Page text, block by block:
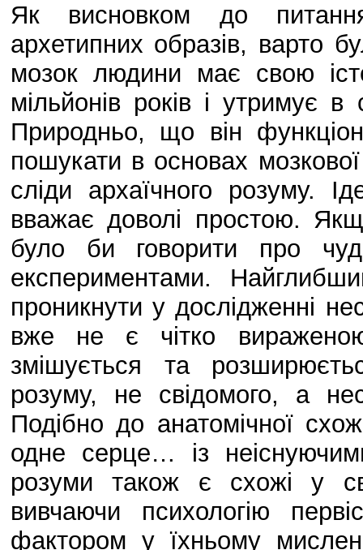
Як висновком до
архетипних образів, варто
мозок людини має свою
мільйонів років і утримує в
Природньо, що він
пошукати в основах
сліди архаїчного розуму.
вважає доволі простою.
було би говорити про
експериментами.
проникнути у дослідженні
вже не є чітко
змішується та
розуму, не свідомого, а
Подібно до анатомічної
одне серце… із
розуми також є схожі у
вивчаючи психологію
фактором у їхньому